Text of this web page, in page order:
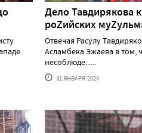
Дело Тавдирякова
роZийских
Отвечая Расулу
Асламбека Эжаева в том,
несоблюде......
31 ЯНВАРЯ'2024